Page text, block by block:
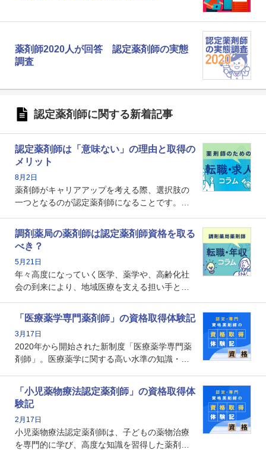
薬剤師2020人が回答 認定薬剤師の実態
調査
認定薬剤師に関する新着記事
認定薬剤師は「意味ない」の理由と取得の
メリット
8月2日
薬剤師がキャリアアップを考える際、選択肢の
一つとなるのが認定薬剤師になることです。し
という声を聞いたことがあるかもしれません。
本記事では、認定薬剤師が「意味ない」といわ
れる理由や、取得するメリット、年収・キャリ
アへの影響を解説します。
調剤薬局の薬剤師は認定薬剤師資格を取る
べき？
5月21日
年々高度になっていく医学、薬学や、高齢化社
会の到来により、地域医療を支える担い手とし
で、重要度が増しているのが認定薬剤師という
資格です。認定薬剤師とはいったいどんな資格
なのでしょうか。それを取得するとどのような
メリットがあるのでしょうか。
「医療薬学専門薬剤師」の資格取得体験記
3月17日
2020年から開始された新制度「医療薬学専門薬
剤師」。医療薬学に関する高い水準の知識・技
となります。取得要件は多岐に渡り、審査も複
数回ありますが、患者さんに対して一定の能力
の証明になる資格と言えます。
「小児薬物療法認定薬剤師」の資格取得体
験記
2月17日
小児薬物療法認定薬剤師は、子どもの薬物治療
を専門的に学び、高度な知識を習得した薬剤師